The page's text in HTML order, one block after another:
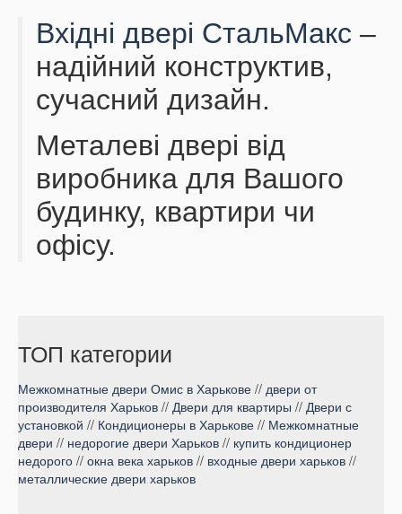
Вхідні двері СтальМакс –
надійний конструктив,
сучасний дизайн.
Металеві двері від
виробника для Вашого
будинку, квартири чи
офісу.
ТОП категории
Межкомнатные двери Омис в Харькове // двери от
производителя Харьков // Двери для квартиры // Двери с
установкой // Кондиционеры в Харькове // Межкомнатные
двери // недорогие двери Харьков // купить кондиционер
недорого // окна века харьков // входные двери харьков //
металлические двери харьков